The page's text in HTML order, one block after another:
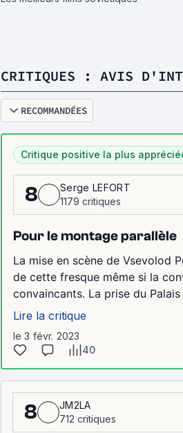
CRITIQUES : AVIS
RECOMMANDÉES
Critique positive la plus
8
Serge LEFORT
1179 critiques
Pour le montage parallèle
La mise en scène de Vsevolod
de cette fresque même si la
convaincants. La prise du
Lire la critique
le 3 févr. 2023
40
8
JM2LA
712 critiques